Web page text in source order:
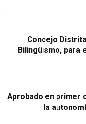
Concejo
Bilingüismo, para
Aprobado en primer
la